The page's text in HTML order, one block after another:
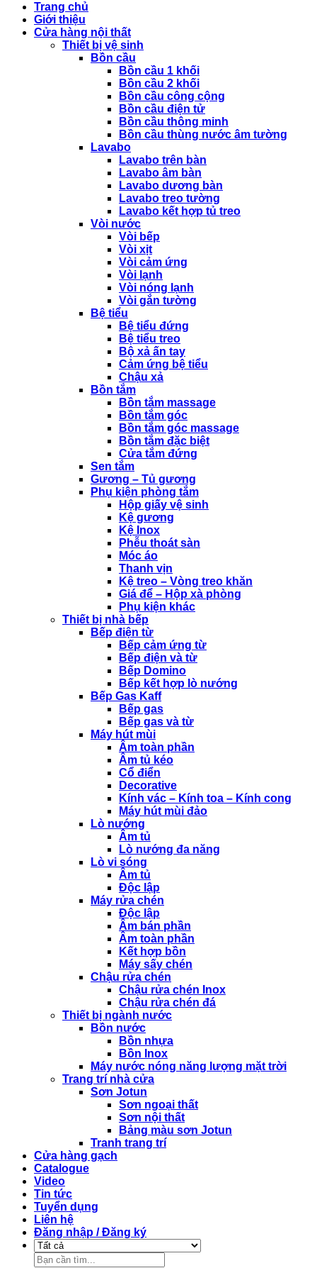
Trang chủ
Giới thiệu
Cửa hàng nội thất
Thiết bị vệ sinh
Bồn cầu
Bồn cầu 1 khối
Bồn cầu 2 khối
Bồn cầu công cộng
Bồn cầu điện tử
Bồn cầu thông minh
Bồn cầu thùng nước âm tường
Lavabo
Lavabo trên bàn
Lavabo âm bàn
Lavabo dương bàn
Lavabo treo tường
Lavabo kết hợp tủ treo
Vòi nước
Vòi bếp
Vòi xịt
Vòi cảm ứng
Vòi lạnh
Vòi nóng lạnh
Vòi gắn tường
Bệ tiểu
Bệ tiểu đứng
Bệ tiểu treo
Bộ xả ấn tay
Cảm ứng bệ tiểu
Chậu xả
Bồn tắm
Bồn tắm massage
Bồn tắm góc
Bồn tắm góc massage
Bồn tắm đặc biệt
Cửa tắm đứng
Sen tắm
Gương – Tủ gương
Phụ kiện phòng tắm
Hộp giấy vệ sinh
Kệ gương
Kệ Inox
Phễu thoát sàn
Móc áo
Thanh vịn
Kệ treo – Vòng treo khăn
Giá để – Hộp xà phòng
Phụ kiện khác
Thiết bị nhà bếp
Bếp điện từ
Bếp cảm ứng từ
Bếp điện và từ
Bếp Domino
Bếp kết hợp lò nướng
Bếp Gas Kaff
Bếp gas
Bếp gas và từ
Máy hút mùi
Âm toàn phần
Âm tủ kéo
Cổ điển
Decorative
Kính vác – Kính toa – Kính cong
Máy hút mùi đảo
Lò nướng
Âm tủ
Lò nướng đa năng
Lò vi sóng
Âm tủ
Độc lập
Máy rửa chén
Độc lập
Âm bán phần
Âm toàn phần
Kết hợp bồn
Máy sấy chén
Chậu rửa chén
Chậu rửa chén Inox
Chậu rửa chén đá
Thiết bị ngành nước
Bồn nước
Bồn nhựa
Bồn Inox
Máy nước nóng năng lượng mặt trời
Trang trí nhà cửa
Sơn Jotun
Sơn ngoại thất
Sơn nội thất
Bảng màu sơn Jotun
Tranh trang trí
Cửa hàng gạch
Catalogue
Video
Tin tức
Tuyển dụng
Liên hệ
Đăng nhập / Đăng ký
Tìm